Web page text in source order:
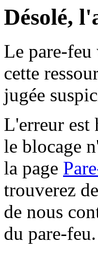
Désolé,
Le pare-feu
cette
jugée
L'erreur est
le blocage
la page
trouverez
de nous
du pare-feu.